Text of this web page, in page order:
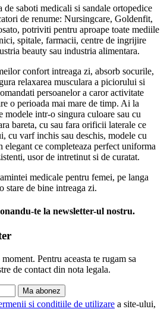
de saboti medicali si sandale ortopedice
de renume: Nursingcare, Goldenfit,
potriviti pentru aproape toate mediile
spitale, farmacii, centre de ingrijire
beauty sau industria alimentara.
confort intreaga zi, absorb socurile,
relaxarea musculara a piciorului si
persoanelor a caror activitate
o perioada mai mare de timp. Ai la
modele intr-o singura culoare sau cu
bareta, cu sau fara orificii laterale ce
cu varf inchis sau deschis, modele cu
elegant ce completeaza perfect uniforma
usor de intretinut si de curatat.
medicale pentru femei, pe langa
stare de bine intreaga zi.
te la newsletter-ul nostru.
Pentru aceasta te rugam sa
de contact din nota legala.
Ma abonez
si conditiile de utilizare a site-ului,